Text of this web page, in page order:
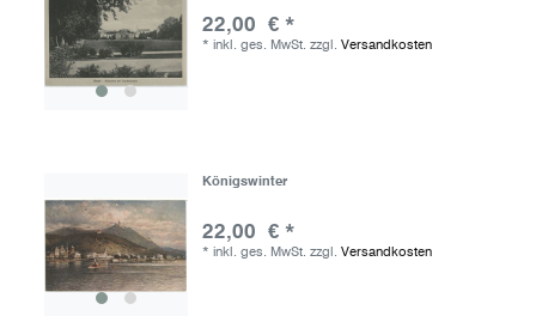
22,00 € *
* inkl. ges. MwSt. zzgl. Versandkosten
Königswinter
22,00 € *
* inkl. ges. MwSt. zzgl. Versandkosten